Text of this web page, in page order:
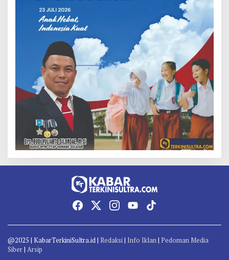
@2025 | KabarTerkiniSultra.id | Redaksi| Info Iklan| Pedoman Media
Siber| Arsip